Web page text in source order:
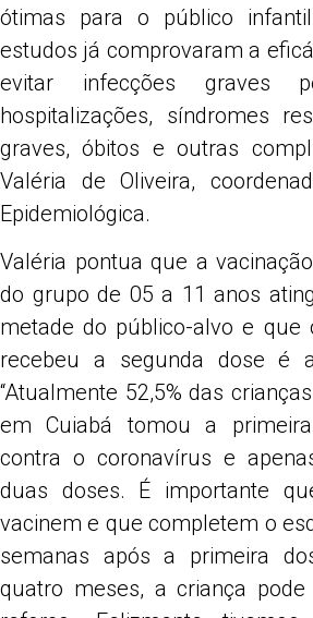
ótimas para o público
estudos já comprovaram a
evitar infecções graves
hospitalizações, síndromes
graves, óbitos e outras
Valéria de Oliveira,
Epidemiológica.
Valéria pontua que a
do grupo de 05 a 11 anos
metade do público-alvo e que
recebeu a segunda dose é
“Atualmente 52,5% das
em Cuiabá tomou a
contra o coronavírus e
duas doses. É importante
vacinem e que completem o
semanas após a primeira
quatro meses, a criança